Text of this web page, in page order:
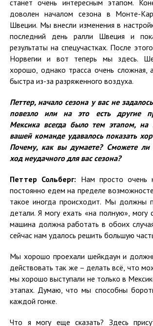
станет очень интересным этапом.
доволен началом сезона в Монте-
Швеции. Мы внесли изменения в
последний день ралли Швеция и
результаты на спецучастках. После
Норвегии и вот теперь мы здесь.
хорошо, однако трасса очень сложная,
быстра из-за разряженного воздуха.
Петтер, начало сезона у вас не
повезло или на это есть другие
Мексика всегда было тем этапом,
вашей команде удавалось показать
Почему, как вы думаете? Сможете ли
ход неудачного для вас сезона?
Петтер Сольберг: Нам просто очень
постоянно едем на пределе
такое иногда происходит. Мы должны
детали. Я могу ехать «на полную», могу
машина должна работать в обоих
сейчас нам удалось решить большую
Мы хорошо проехали шейкдаун и
действовать так же – делать всё, что
мы хорошо выступали не только в
этапах. Думаю, что мы способны
каждой гонке.
Что я могу еще сказать? Здесь